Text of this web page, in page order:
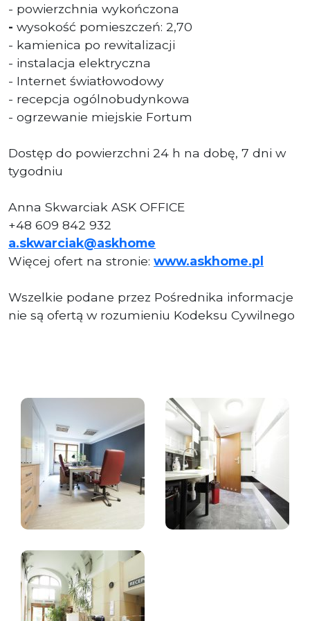
- powierzchnia wykończona
- wysokość pomieszczeń: 2,70
- kamienica po rewitalizacji
- instalacja elektryczna
- Internet światłowodowy
- recepcja ogólnobudynkowa
- ogrzewanie miejskie Fortum
Dostęp do powierzchni 24 h na dobę, 7 dni w
tygodniu
Anna Skwarciak ASK OFFICE
+48 609 842 932
a.skwarciak@askhome
Więcej ofert na stronie: www.askhome.pl
Wszelkie podane przez Pośrednika informacje
nie są ofertą w rozumieniu Kodeksu Cywilnego